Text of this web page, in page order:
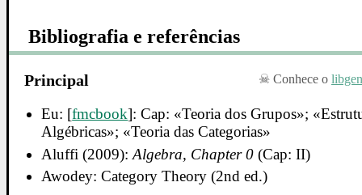
Bibliografia e referências
Conhece o libgen
Principal
Eu: [fmcbook]: Cap: «Teoria dos Grupos»;
Algébricas»; «Teoria das Categorias»
Aluffi (2009):Algebra, Chapter 0 (Cap: II)
Awodey: Category Theory (2nd ed.)